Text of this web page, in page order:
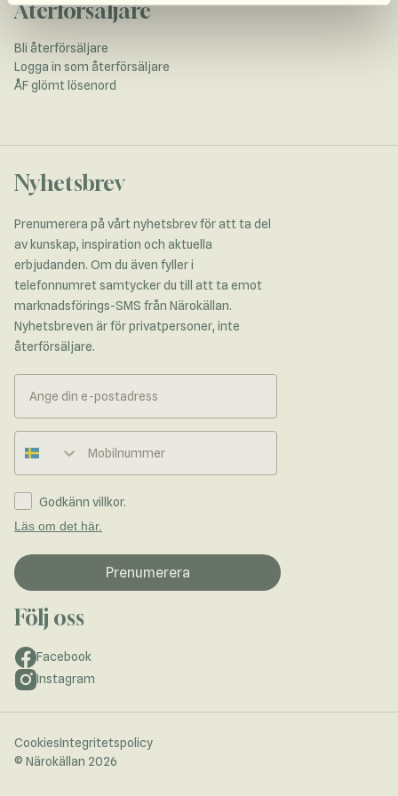
Återförsäljare
Bli återförsäljare
Logga in som återförsäljare
ÅF glömt lösenord
Nyhetsbrev
Prenumerera på vårt nyhetsbrev för att ta del
av kunskap, inspiration och aktuella
erbjudanden. Om du även fyller i
telefonnumret samtycker du till att ta emot
marknadsförings-SMS från Närokällan.
Nyhetsbreven är för privatpersoner, inte
återförsäljare.
Telefonnummer
Godkänn villkor.
Läs om det här.
Prenumerera
Följ oss
Facebook
Instagram
CookiesIntegritetspolicy
© Närokällan 2026